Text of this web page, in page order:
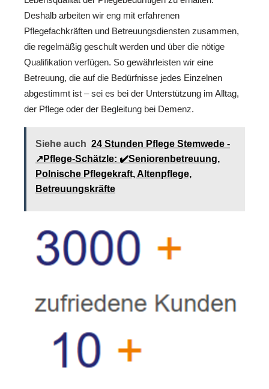
Deshalb arbeiten wir eng mit erfahrenen
Pflegefachkräften und Betreuungsdiensten zusammen,
die regelmäßig geschult werden und über die nötige
Qualifikation verfügen. So gewährleisten wir eine
Betreuung, die auf die Bedürfnisse jedes Einzelnen
abgestimmt ist – sei es bei der Unterstützung im Alltag,
der Pflege oder der Begleitung bei Demenz.
Siehe auch 24 Stunden Pflege Stemwede -
↗️Pflege-Schätzle: ✔️Seniorenbetreuung,
Polnische Pflegekraft, Altenpflege,
Betreuungskräfte